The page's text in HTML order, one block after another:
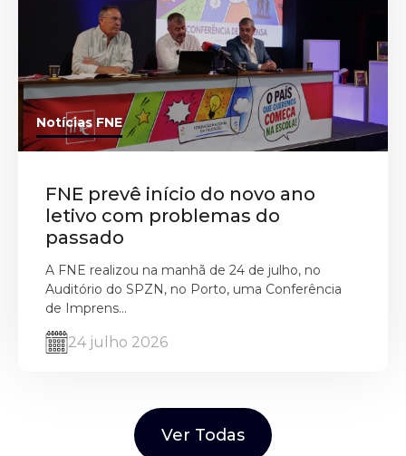
Notícias FNE
FNE prevê início do novo ano
letivo com problemas do
passado
A FNE realizou na manhã de 24 de julho, no
Auditório do SPZN, no Porto, uma Conferência
de Imprens...
24 julho 2026
Ver Todas